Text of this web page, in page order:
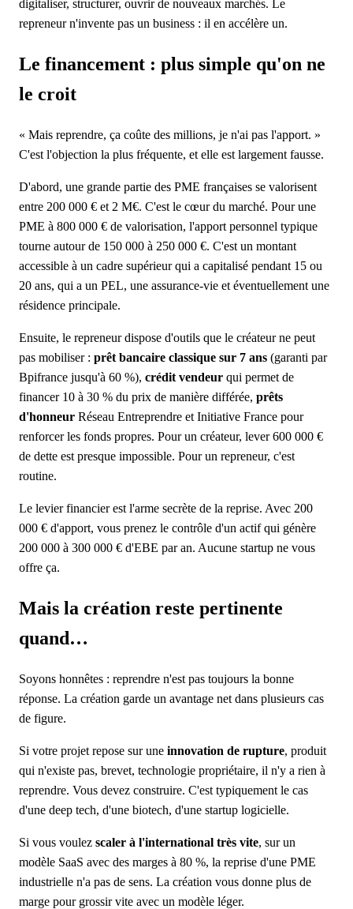
digitaliser, structurer, ouvrir de nouveaux marchés. Le
repreneur n'invente pas un business : il en accélère un.
Le financement : plus simple qu'on ne
le croit
« Mais reprendre, ça coûte des millions, je n'ai pas l'apport. »
C'est l'objection la plus fréquente, et elle est largement fausse.
D'abord, une grande partie des PME françaises se valorisent
entre 200 000 € et 2 M€. C'est le cœur du marché. Pour une
PME à 800 000 € de valorisation, l'apport personnel typique
tourne autour de 150 000 à 250 000 €. C'est un montant
accessible à un cadre supérieur qui a capitalisé pendant 15 ou
20 ans, qui a un PEL, une assurance-vie et éventuellement une
résidence principale.
Ensuite, le repreneur dispose d'outils que le créateur ne peut
pas mobiliser : prêt bancaire classique sur 7 ans (garanti par
Bpifrance jusqu'à 60 %), crédit vendeur qui permet de
financer 10 à 30 % du prix de manière différée, prêts
d'honneur Réseau Entreprendre et Initiative France pour
renforcer les fonds propres. Pour un créateur, lever 600 000 €
de dette est presque impossible. Pour un repreneur, c'est
routine.
Le levier financier est l'arme secrète de la reprise. Avec 200
000 € d'apport, vous prenez le contrôle d'un actif qui génère
200 000 à 300 000 € d'EBE par an. Aucune startup ne vous
offre ça.
Mais la création reste pertinente
quand…
Soyons honnêtes : reprendre n'est pas toujours la bonne
réponse. La création garde un avantage net dans plusieurs cas
de figure.
Si votre projet repose sur une innovation de rupture, produit
qui n'existe pas, brevet, technologie propriétaire, il n'y a rien à
reprendre. Vous devez construire. C'est typiquement le cas
d'une deep tech, d'une biotech, d'une startup logicielle.
Si vous voulez scaler à l'international très vite, sur un
modèle SaaS avec des marges à 80 %, la reprise d'une PME
industrielle n'a pas de sens. La création vous donne plus de
marge pour grossir vite avec un modèle léger.